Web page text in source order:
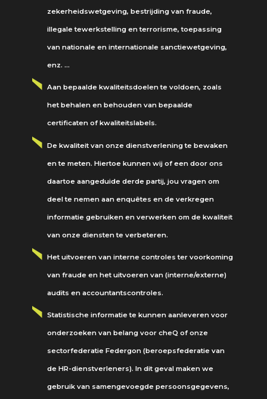
zekerheidswetgeving, bestrijding van fraude,
illegale tewerkstelling en terrorisme, toepassing
van nationale en internationale sanctiewetgeving,
enz. …
Aan bepaalde kwaliteitsdoelen te voldoen, zoals
het behalen en behouden van bepaalde
certificaten of kwaliteitslabels.
De kwaliteit van onze dienstverlening te bewaken
en te meten. Hiertoe kunnen wij of een door ons
daartoe aangeduide derde partij, jou vragen om
deel te nemen aan enquêtes en de verkregen
informatie gebruiken en verwerken om de kwaliteit
van onze diensten te verbeteren.
Het uitvoeren van interne controles ter voorkoming
van fraude en het uitvoeren van (interne/externe)
audits en accountantscontroles.
Statistische informatie te kunnen aanleveren voor
onderzoeken van belang voor cheQ of onze
sectorfederatie Federgon (beroepsfederatie van
de HR-dienstverleners). In dit geval maken we
gebruik van samengevoegde persoonsgegevens,